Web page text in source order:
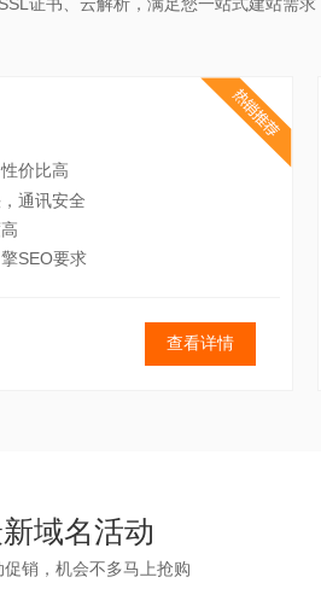
证书、云解析，满足您一站式建站需求
价比高
通讯安全
SEO要求
查看详情
域名活动
促销，机会不多马上抢购